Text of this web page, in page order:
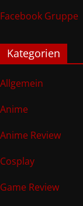
Facebook Gruppe
Kategorien
Allgemein
Anime
Anime Review
Cosplay
Game Review